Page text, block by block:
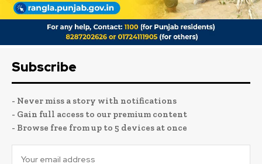
Subscribe
- Never miss a story with notifications
- Gain full access to our premium content
- Browse free from up to 5 devices at once